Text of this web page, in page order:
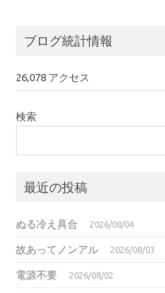
ブログ統計情報
26,078 アクセス
検索
最近の投稿
ぬる冷え具合 2026/08/04
故あってノンアル 2026/08/03
電源不要 2026/08/02